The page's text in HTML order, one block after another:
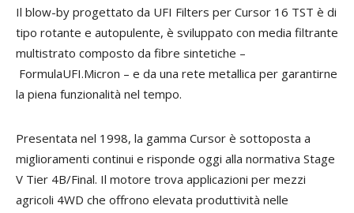
Il blow-by progettato da UFI Filters per Cursor 16 TST è di
tipo rotante e autopulente, è sviluppato con media filtrante
multistrato composto da fibre sintetiche –
FormulaUFI.Micron – e da una rete metallica per garantirne
la piena funzionalità nel tempo.
Presentata nel 1998, la gamma Cursor è sottoposta a
miglioramenti continui e risponde oggi alla normativa Stage
V Tier 4B/Final. Il motore trova applicazioni per mezzi
agricoli 4WD che offrono elevata produttività nelle